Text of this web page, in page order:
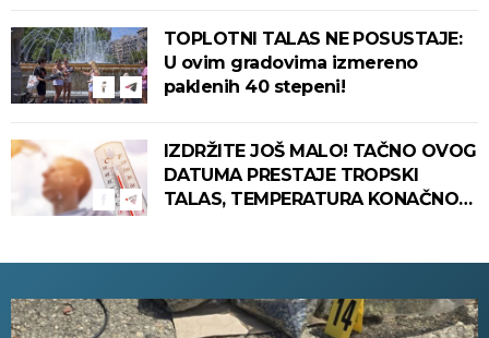
TOPLOTNI TALAS NE POSUSTAJE:
U ovim gradovima izmereno
paklenih 40 stepeni!
IZDRŽITE JOŠ MALO! TAČNO OVOG
DATUMA PRESTAJE TROPSKI
TALAS, TEMPERATURA KONAČNO